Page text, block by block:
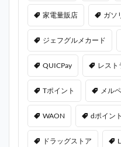
家電量販店 ガソ
ジェフグルメカード
QUICPay レスト
Tポイント メル
WAON dポイント
ドラッグストア